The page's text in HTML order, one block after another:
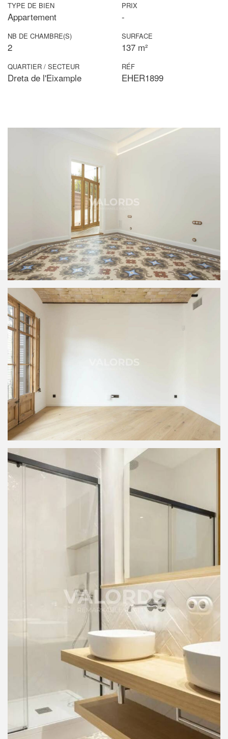
TYPE DE BIEN
Appartement
PRIX
-
NB DE CHAMBRE(S)
2
SURFACE
137 m²
QUARTIER / SECTEUR
Dreta de l'Eixample
RÉF
EHER1899